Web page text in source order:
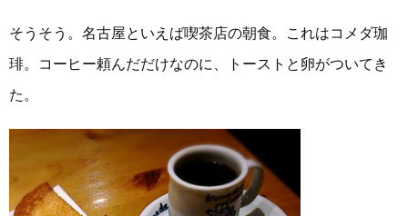
そうそう。名古屋といえば喫茶店の朝食。これはコメダ珈
琲。コーヒー頼んだだけなのに、トーストと卵がついてき
た。